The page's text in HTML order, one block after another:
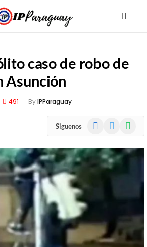
caso de robo de
Asunción
491 ByIPParaguay
Siguenos Facebook